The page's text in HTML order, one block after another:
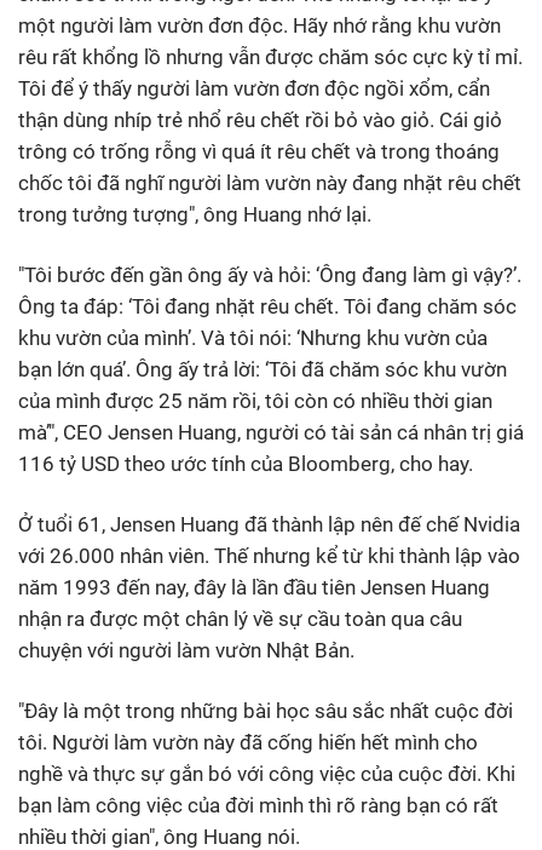
một người làm vườn đơn độc. Hãy nhớ rằng khu vườn
rêu rất khổng lồ nhưng vẫn được chăm sóc cực kỳ tỉ mỉ.
Tôi để ý thấy người làm vườn đơn độc ngồi xổm, cẩn
thận dùng nhíp trẻ nhổ rêu chết rồi bỏ vào giỏ. Cái giỏ
trông có trống rỗng vì quá ít rêu chết và trong thoáng
chốc tôi đã nghĩ người làm vườn này đang nhặt rêu chết
trong tưởng tượng", ông Huang nhớ lại.
"Tôi bước đến gần ông ấy và hỏi: ‘Ông đang làm gì vậy?’.
Ông ta đáp: ‘Tôi đang nhặt rêu chết. Tôi đang chăm sóc
khu vườn của mình’. Và tôi nói: ‘Nhưng khu vườn của
bạn lớn quá’. Ông ấy trả lời: ‘Tôi đã chăm sóc khu vườn
của mình được 25 năm rồi, tôi còn có nhiều thời gian
mà’", CEO Jensen Huang, người có tài sản cá nhân trị giá
116 tỷ USD theo ước tính của Bloomberg, cho hay.
Ở tuổi 61, Jensen Huang đã thành lập nên đế chế Nvidia
với 26.000 nhân viên. Thế nhưng kể từ khi thành lập vào
năm 1993 đến nay, đây là lần đầu tiên Jensen Huang
nhận ra được một chân lý về sự cầu toàn qua câu
chuyện với người làm vườn Nhật Bản.
"Đây là một trong những bài học sâu sắc nhất cuộc đời
tôi. Người làm vườn này đã cống hiến hết mình cho
nghề và thực sự gắn bó với công việc của cuộc đời. Khi
bạn làm công việc của đời mình thì rõ ràng bạn có rất
nhiều thời gian", ông Huang nói.